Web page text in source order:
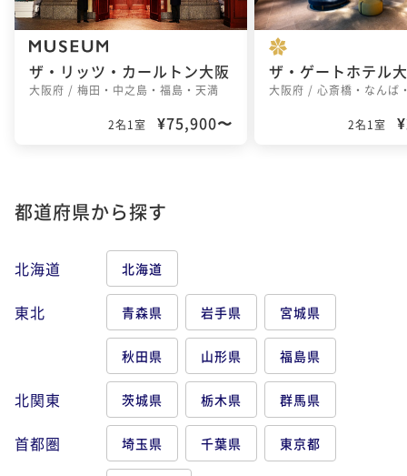
ザ・リッツ・カールトン大阪
大阪府 / 梅田・中之島・福島・天満
2名1室 ¥75,900〜
大阪府 / 心斎橋・なんば
2名1室
都道府県から探す
北海道 北海道
東北 青森県 岩手県 宮城県
秋田県 山形県 福島県
北関東 茨城県 栃木県 群馬県
首都圏 埼玉県 千葉県 東京都